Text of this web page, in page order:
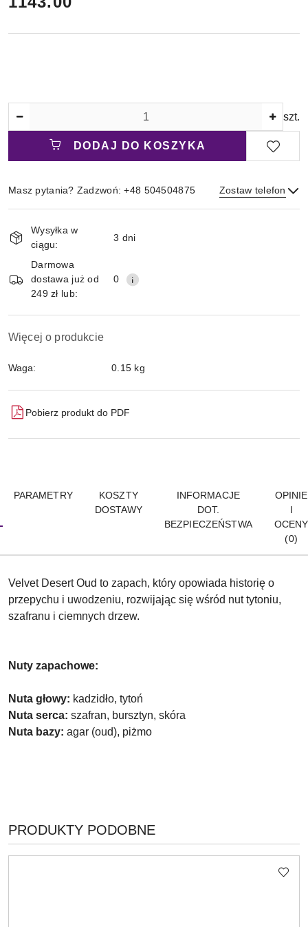
szt.
DODAJ DO KOSZYKA
Masz pytania? Zadzwoń: +48 504504875 Zostaw telefon
i
dostawa
Wysyłka w
ciągu:
3 dni
Darmowa
dostawa już od
249 zł lub:
0
Więcej o produkcie
Waga: 0.15 kg
Pobierz produkt do PDF
PARAMETRY
KOSZTY
DOSTAWY
INFORMACJE
DOT.
BEZPIECZEŃSTWA
OPINIE
I
OCENY
(0)
Velvet Desert Oud to zapach, który opowiada historię o
przepychu i uwodzeniu, rozwijając się wśród nut tytoniu,
szafranu i ciemnych drzew.
Nuty zapachowe:
Nuta głowy: kadzidło, tytoń
Nuta serca: szafran, bursztyn, skóra
Nuta bazy: agar (oud), piżmo
Pomiń karuzelę produktów
PRODUKTY
O
PRODUKTY PODOBNE